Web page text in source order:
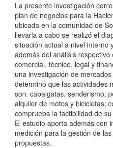
La presente investigación
plan de negocios para la
ubicada en la comunidad de
llevarla a cabo se realizó el
situación actual a nivel interno
además del análisis respectivo
comercial, técnico, legal y
una investigación de
determinó que las actividades
son: cabalgatas, senderismo,
alquiler de motos y bicicletas;
comprueba la factibilidad de
El estudio aporta además con
medición para la gestión de
propuestas.